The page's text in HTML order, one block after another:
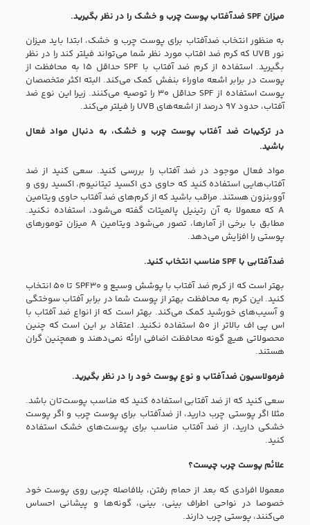
میزان SPF ضدآفتاب پوست چرب و خشک را در نظر بگیرید.
به منظور انتخاب ضدآفتاب برای پوست چرب و خشک، ابتدا باید میزان
نور UVB که کرم ضد افتاب مورد نظر شما می‌تواند فیلتر کند را در نظر
بگیرید. استفاده از کرم ضد آفتاب با SPF حداقل ۱۵ به محافظت از
پوست در برابر اشعه ماوراء بنفش کمک می‌کند. البته اکثر متخصصان
پوست استفاده از SPF حداقل ۳۰ را توصیه می‌کنند. زیرا این نوع ضد
آفتاب، حدود ۹۷ درصد از اشعه‌های UVB را فیلتر می‌کند.
در ترکیبات ضد آفتاب پوست چرب و خشک، به دنبال مواد فعال
باشید.
مواد فعال موجود در ضد آفتاب را بررسی کنید. سعی کنید از ضد
آفتاب‌هایی استفاده کنید که حاوی دی اکسید تیتانیوم، اکسید روی و
آووبنزون هستند. مراقب باشید که از کرم‌های ضد آفتاب حاوی ویتامین
A که معمولا به آن رتینیل پالمیتات گفته می‌شود، استفاده نکنید.
مطابق با برخی از آمار‌ها، تصور می‌شود ویتامین A میزان تومور‌های
پوستی را افزایش می‌دهد.
ضدآفتابی با SPF مناسب انتخاب کنید.
بهتر است که از کرم ضد آفتاب با پوشش وسیع و SPF۳۰ تا ۵۰ انتخاب
کنید. این کرم به محافظت بهتر از پوست شما در برابر آفتاب سوختگی
و آسیب‌های خورشید کمک می‌کند. بهتر است که از انواع ضد آفتاب با
اس پی اف بالاتر از ۵۰ استفاده نکنید. اعتقاد بر این است که چنین
محصولاتی هیچ گونه محافظت اضافی ارائه نمی‌دهند و همچنین گران
هستند.
فرمولاسیون ضدآفتاب و نوع پوست خود را در نظر بگیرید.
سعی کنید که از ضد آفتابی استفاده کنید که مناسب پوست‌تان باشد.
مثلا اگر پوستی چرب دارید، از ضدآفتاب برای پوست چرب و اگر پوست
خشکی دارید، از ضد آفتاب مناسب برای پوست‌های خشک استفاده
کنید.
علائم پوست چرب چیست؟
معمولا افرادی که بعد از حمام رفتن، بلافاصله چربی روی پوست خود
خصوصا در نواحی اطراف بینی، بینی، گونه‌ها و پیشانی احساس
می‌کنند، پوستی چرب دارند.